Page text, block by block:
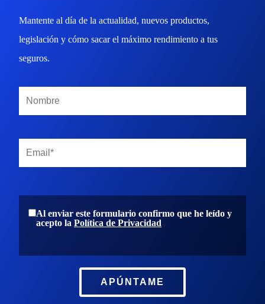
Mantente al día de la actualidad, nuevos productos,
legislación y cómo sacar el máximo rendimiento a tus
seguros.
Al enviar este formulario confirmo que he leído y
acepto laPolítica de Privacidad
APÚNTAME